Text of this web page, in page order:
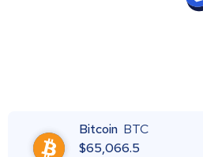
Bitcoin BTC
$65,066.5